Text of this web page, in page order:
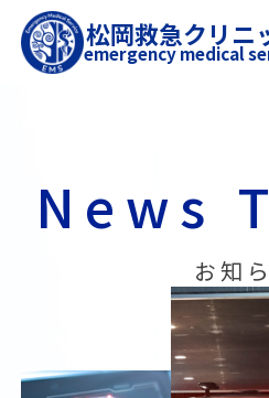
松岡救急クリニ
emergency medical
News
お知